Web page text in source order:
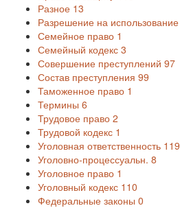
Разное 13
Разрешение на использование
Семейное право 1
Семейный кодекс 3
Совершение преступлений 97
Состав преступления 99
Таможенное право 1
Термины 6
Трудовое право 2
Трудовой кодекс 1
Уголовная ответственность 119
Уголовно-процессуальн. 8
Уголовное право 1
Уголовный кодекс 110
Федеральные законы 0